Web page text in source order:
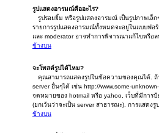
รูปแสดงอารมณ์คืออะไร?
รูปรอยยิ้ม หรือรูปแสดงอารมณ์ เป็นรูปภาพเล็
รายการรูปแสดงอารมณ์ทั้งหมดจะอยู่ในแบบฟอ
และ moderator อาจทำการพิจารณาแก้ไขหรือ
ข้างบน
จะโพสต์รูปได้ไหม?
คุณสามารถแสดงรูปในข้อความของคุณได้. ถ้
server อื่นๆได้ เช่น http://www.some-
จดหมายของ hotmail หรือ yahoo, เว็บที่มีการ
(ยกเว้นว่าจะเป็น server สาธารณะ). การแสด
ข้างบน